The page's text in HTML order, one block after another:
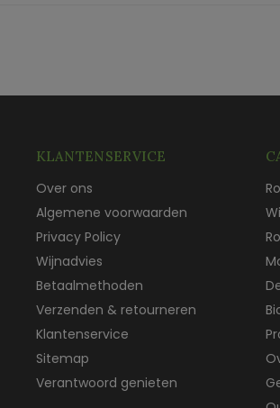
KLANTENSERVICE
Over ons
Algemene voorwaarden
Privacy Policy
Wijnadvies
Betaalmethoden
Verzenden & retourneren
Klantenservice
Sitemap
Verantwoord genieten